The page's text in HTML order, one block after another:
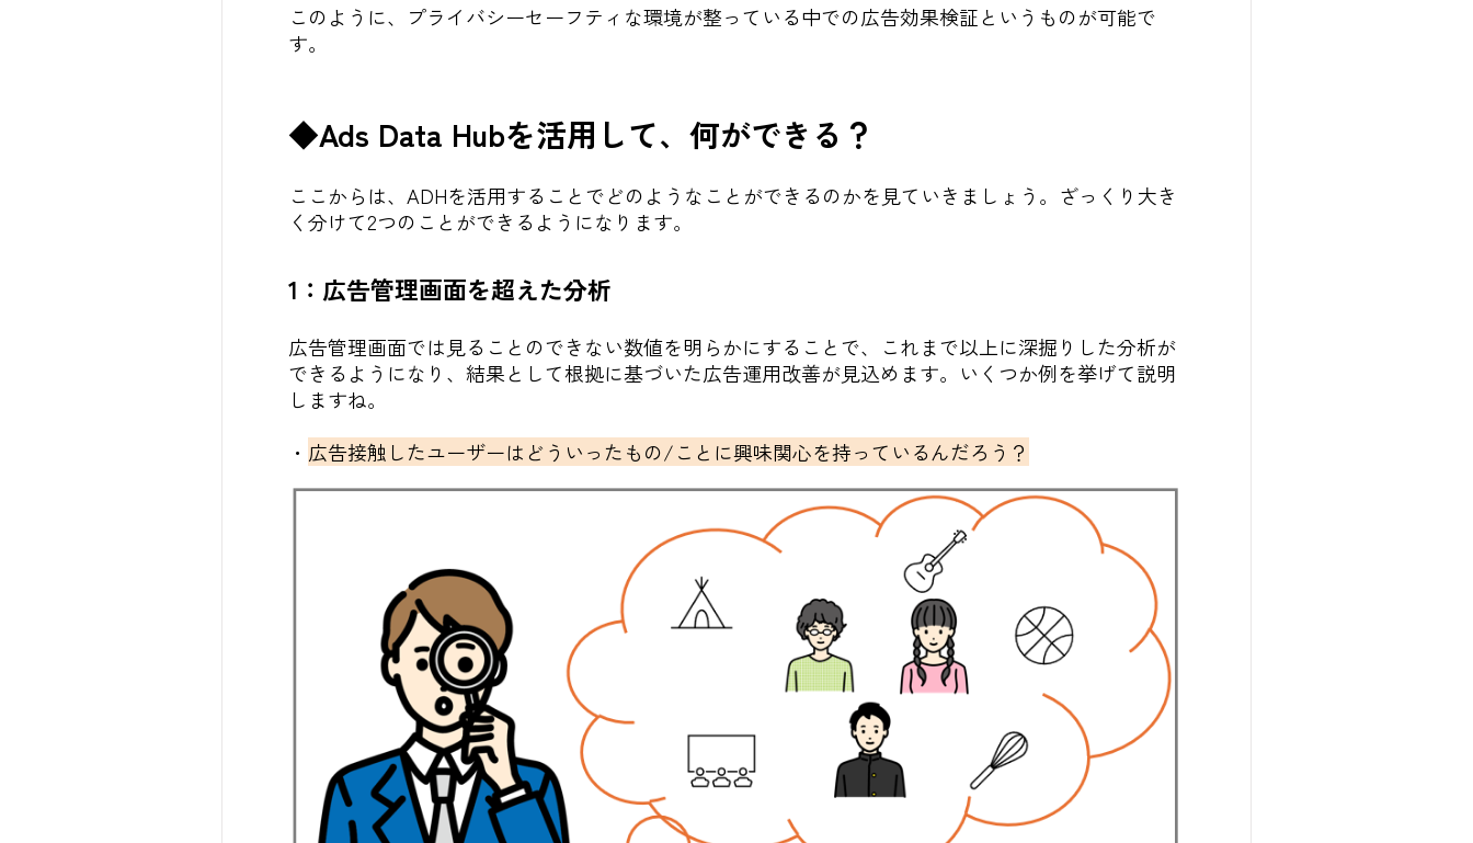
このように、プライバシーセーフティな環境が整っている中での広告効果検証というものが可能で
す。
◆Ads Data Hubを活用して、何ができる？
ここからは、ADHを活用することでどのようなことができるのかを見ていきましょう。ざっくり大き
く分けて2つのことができるようになります。
1：広告管理画面を超えた分析
広告管理画面では見ることのできない数値を明らかにすることで、これまで以上に深掘りした分析が
できるようになり、結果として根拠に基づいた広告運用改善が見込めます。いくつか例を挙げて説明
しますね。
・ 広告接触したユーザーはどういったもの/ことに興味関心を持っているんだろう？